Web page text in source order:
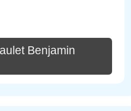
Benjamin